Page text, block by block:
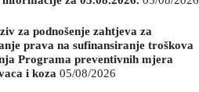
za podnošenje zahtjeva za
prava na sufinansiranje troškova
Programa preventivnih mjera
i koza 05/08/2026